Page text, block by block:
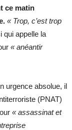
ce matin
« Trop, c’est trop
qui appelle la
« anéantir
urgence absolue, il
(PNAT)
« assassinat et